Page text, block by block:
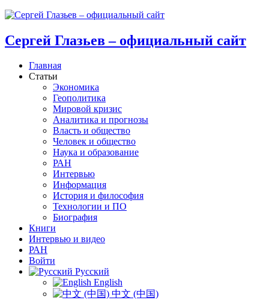
Сергей Глазьев – официальный сайт
Главная
Статьи
Экономика
Геополитика
Мировой кризис
Аналитика и прогнозы
Власть и общество
Человек и общество
Наука и образование
РАН
Интервью
Информация
История и философия
Технологии и ПО
Биография
Книги
Интервью и видео
РАН
Войти
Русский
English
中文 (中国)